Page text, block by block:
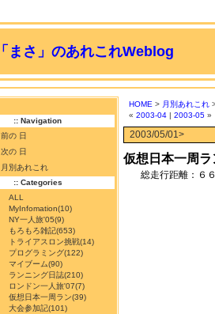
「まさ」のあれこれWeblog
:: Navigation
前の 日
次の 日
月別あれこれ
:: Categories
ALL
MyInfomation(10)
NY一人旅'05(9)
もろもろ雑記(653)
トライアスロン挑戦(14)
プログラミング(122)
マイブーム(90)
ランニング日誌(210)
ロンドン一人旅'07(7)
仮想日本一周ラン(39)
大会参加記(101)
HOME > 月別あれこれ
« 2003-04 | 2003-05 »
2003/05/01>
仮想日本一周ラ
総走行距離：６